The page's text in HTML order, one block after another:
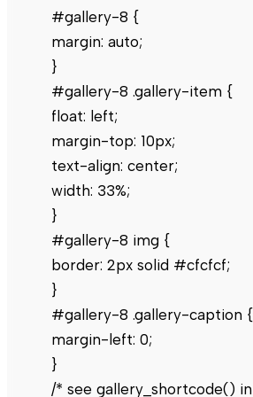
#gallery-8 {
margin: auto;
}
#gallery-8 .gallery-item {
float: left;
margin-top: 10px;
text-align: center;
width: 33%;
}
#gallery-8 img {
border: 2px solid #cfcfcf;
}
#gallery-8 .gallery-caption {
margin-left: 0;
}
/* see gallery_shortcode()